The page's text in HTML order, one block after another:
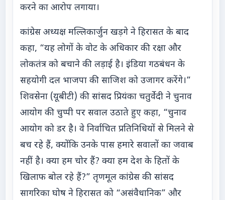
करने का आरोप लगाया।
कांग्रेस अध्यक्ष मल्लिकार्जुन खड़गे ने हिरासत के बाद
कहा, “यह लोगों के वोट के अधिकार की रक्षा और
लोकतंत्र को बचाने की लड़ाई है। इंडिया गठबंधन के
सहयोगी दल भाजपा की साजिश को उजागर करेंगे।”
शिवसेना (यूबीटी) की सांसद प्रियंका चतुर्वेदी ने चुनाव
आयोग की चुप्पी पर सवाल उठाते हुए कहा, “चुनाव
आयोग को डर है। वे निर्वाचित प्रतिनिधियों से मिलने से
बच रहे हैं, क्योंकि उनके पास हमारे सवालों का जवाब
नहीं है। क्या हम चोर हैं? क्या हम देश के हितों के
खिलाफ बोल रहे हैं?” तृणमूल कांग्रेस की सांसद
सागरिका घोष ने हिरासत को “असंवैधानिक” और